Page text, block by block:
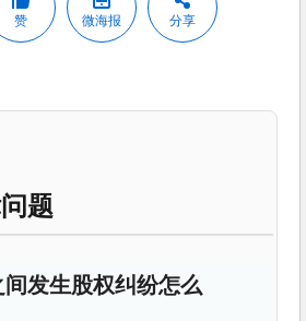
赞 微海报 分享
题
间发生股权纠纷怎么